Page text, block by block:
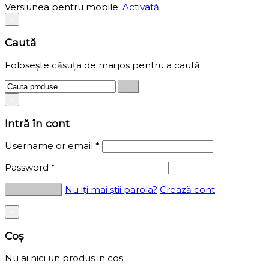
Versiunea pentru mobile: Activată
Caută
Folosește căsuța de mai jos pentru a caută.
Intră în cont
Username or email *
Password *
Nu iți mai știi parola? Crează cont
Coș
Nu ai nici un produs in coș.